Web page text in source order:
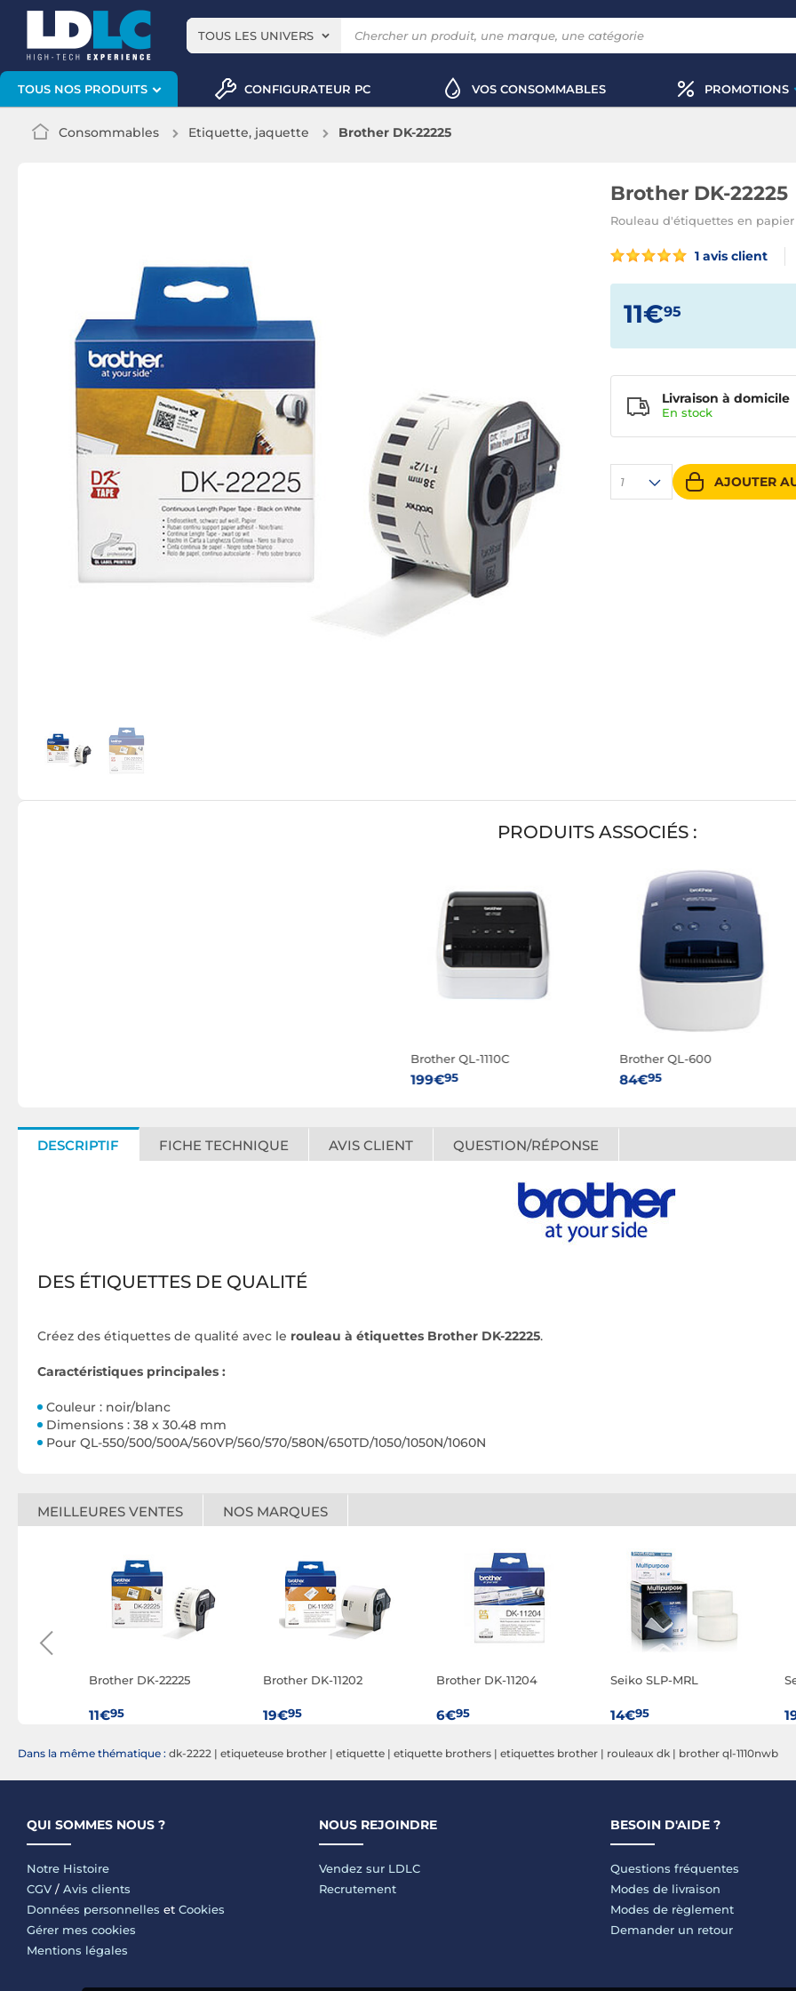
TOUS LES UNIVERS
TOUS NOS PRODUITS CONFIGURATEUR PC VOS CONSOMMABLES PROMOTIONS
Consommables Etiquette, jaquette Brother DK-22225
Brother DK-22225
Rouleau d'étiquettes en
1 avis client
11€95
1 AJOUTER
Livraison à domicile
En stock
PRODUITS ASSOCIÉS :
Brother QL-1110C
199€95
Brother QL-600
84€95
DESCRIPTIF FICHE TECHNIQUE AVIS CLIENT QUESTION/RÉPONSE
DES ÉTIQUETTES DE QUALITÉ
Créez des étiquettes de qualité avec le rouleau à étiquettes Brother DK-22225.
Caractéristiques principales :
Couleur : noir/blanc
Dimensions : 38 x 30.48 mm
Pour QL-550/500/500A/560VP/560/570/580N/650TD/1050/1050N/1060N
MEILLEURES VENTES NOS MARQUES
Brother DK-22225
11€95
Brother DK-11202
19€95
Brother DK-11204
6€95
Seiko SLP-MRL
14€95
Dans la même thématique : dk-2222 | etiqueteuse brother | etiquette | etiquette brothers | etiquettes brother | rouleaux dk | brother ql-1110nwb
QUI SOMMES NOUS ?
Notre Histoire
CGV / Avis clients
Données personnelles et Cookies
Gérer mes cookies
Mentions légales
NOUS REJOINDRE
Vendez sur LDLC
Recrutement
BESOIN D'AIDE ?
Questions fréquentes
Modes de livraison
Modes de règlement
Demander un retour